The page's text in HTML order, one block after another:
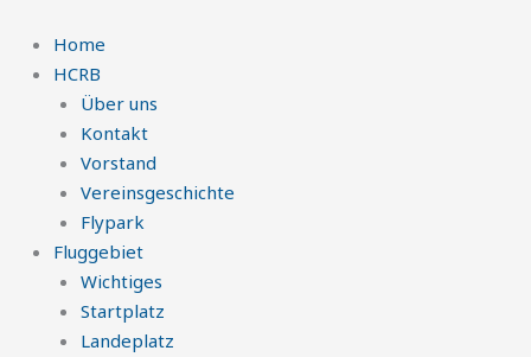
Inhalt
springen
Home
HCRB
Über uns
Kontakt
Vorstand
Vereinsgeschichte
Flypark
Fluggebiet
Wichtiges
Startplatz
Landeplatz